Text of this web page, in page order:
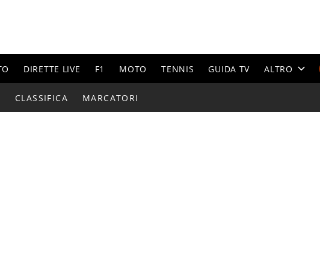
DIRETTE LIVE F1 MOTO TENNIS GUIDA TV ALTRO
CLASSIFICA MARCATORI